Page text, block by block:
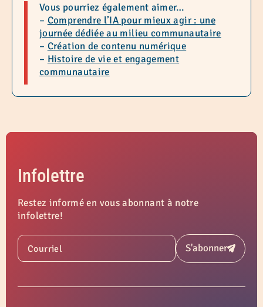
Vous pourriez également aimer…
– Comprendre l’IA pour mieux agir : une
journée dédiée au milieu communautaire
– Création de contenu numérique
– Histoire de vie et engagement
communautaire
Infolettre
Restez informé en vous abonnant à notre
infolettre!
Courriel S'abonnerSoumettre